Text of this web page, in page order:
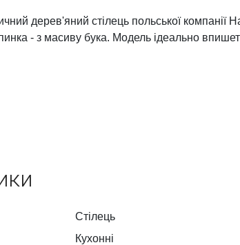
дерев'яний стілець польської компанії
- з масиву бука. Модель ідеально
Стілець
Кухонні